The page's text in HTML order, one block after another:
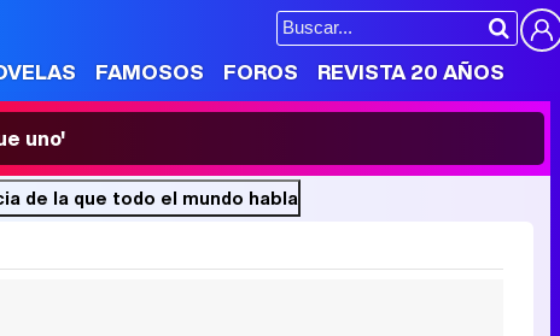
FAMOSOS FOROS REVISTA 20 AÑOS
uno'
de la que todo el mundo habla